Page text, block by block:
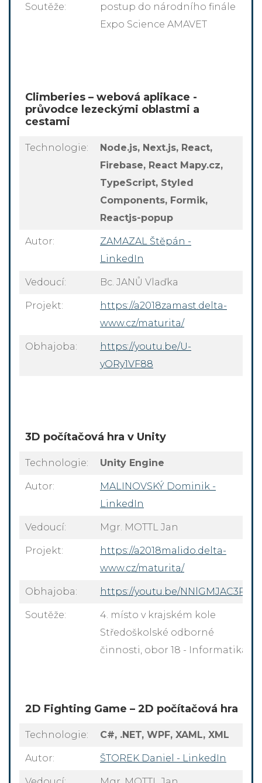
Soutěže:
postup do národního finále
Expo Science AMAVET
Climberies – webová aplikace -
průvodce lezeckými oblastmi a
cestami
Technologie:
Node.js, Next.js, React,
Firebase, React Mapy.cz,
TypeScript, Styled
Components, Formik,
Reactjs-popup
Autor:
ZAMAZAL Štěpán -
LinkedIn
Vedoucí: Bc. JANŮ Vlaďka
Projekt:
https://a2018zamast.delta-
www.cz/maturita/
Obhajoba:
https://youtu.be/U-
yORy1VF88
3D počítačová hra v Unity
Technologie: Unity Engine
Autor:
MALINOVSKÝ Dominik -
LinkedIn
Vedoucí: Mgr. MOTTL Jan
Projekt:
https://a2018malido.delta-
www.cz/maturita/
Obhajoba: https://youtu.be/NNlGMJAC3Ps
Soutěže:
4. místo v krajském kole
Středoškolské odborné
činnosti, obor 18 - Informatika
2D Fighting Game – 2D počítačová hra
Technologie: C#, .NET, WPF, XAML, XML
Autor: ŠTOREK Daniel - LinkedIn